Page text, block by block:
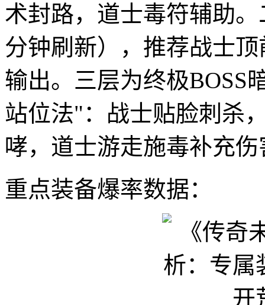
术封路，道士毒符辅助
分钟刷新），推荐战士
输出。三层为终极BOSS
站位法"：战士贴脸刺杀
哮，道士游走施毒补充伤
重点装备爆率数据：